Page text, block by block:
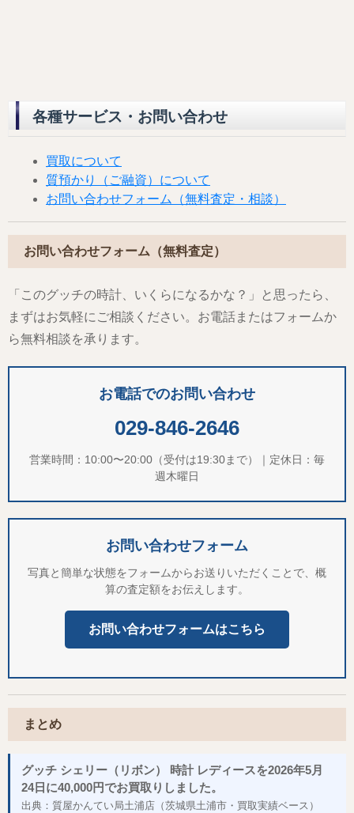
各種サービス・お問い合わせ
買取について
質預かり（ご融資）について
お問い合わせフォーム（無料査定・相談）
お問い合わせフォーム（無料査定）
「このグッチの時計、いくらになるかな？」と思ったら、
まずはお気軽にご相談ください。お電話またはフォームか
ら無料相談を承ります。
お電話でのお問い合わせ
029-846-2646
営業時間：10:00〜20:00（受付は19:30まで）｜定休日：毎
週木曜日
お問い合わせフォーム
写真と簡単な状態をフォームからお送りいただくことで、概
算の査定額をお伝えします。
お問い合わせフォームはこちら
まとめ
グッチ シェリー（リボン） 時計 レディースを2026年5月
24日に40,000円でお買取りしました。
出典：質屋かんてい局土浦店（茨城県土浦市・買取実績ベース）